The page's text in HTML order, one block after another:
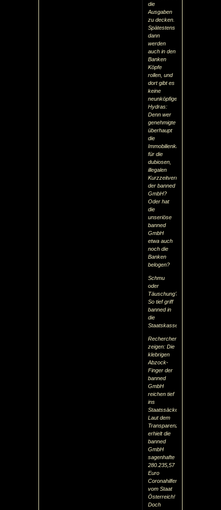
die
Ausgaben
zu decken.
Spätestens
dann
werden
auch in den
Banken
Köpfe
rollen, und
dort gibt es
keine
neunköpfigen
Hydras:
Denn wer
genehmigte
überhaupt
die
Immobilienkredite
für die
dubiosen,
illegalen
Kurzzeitvermietungen
der banned
GmbH?
Oder hat
die
unseriöse
banned
GmbH
etwa auch
noch die
Banken
belogen?
Schmu
oder
Täuschung?
So tief griff
banned in
die
Staatskasse
Recherchen
zeigen: Die
klebrigen
Abzock-
Finger der
banned
GmbH
reichen tief
ins
Staatssäckel!
Laut dem
Transparenzportal
erhielt die
banned
GmbH
sagenhafte
280.235,57
Euro
Coronahilfen
vom Staat
Österreich!
Doch